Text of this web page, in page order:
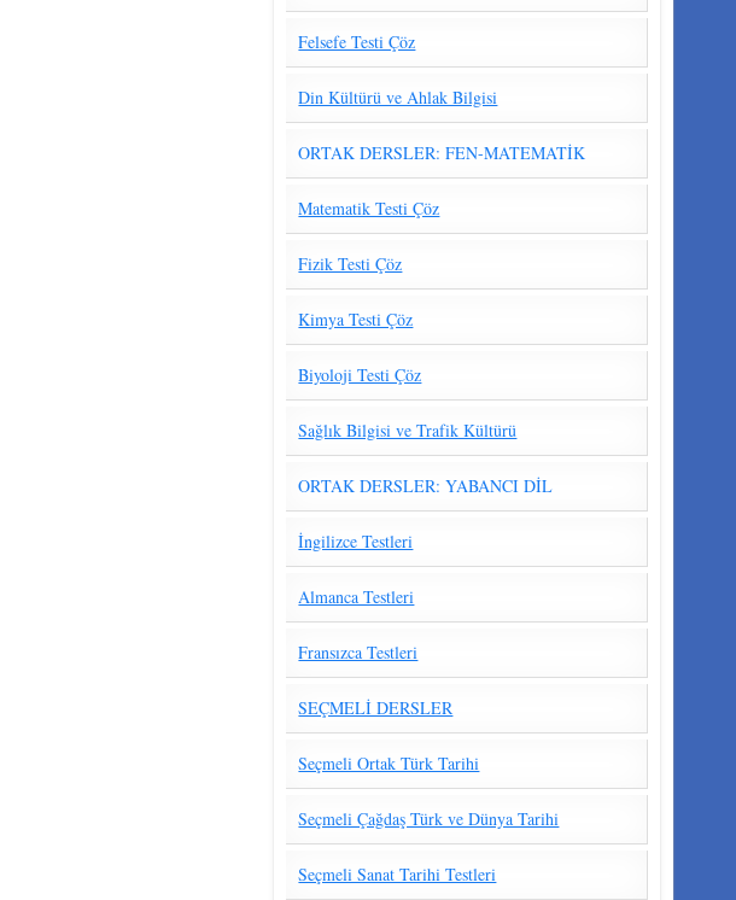
Felsefe Testi Çöz
Din Kültürü ve Ahlak Bilgisi
ORTAK DERSLER: FEN-MATEMATİK
Matematik Testi Çöz
Fizik Testi Çöz
Kimya Testi Çöz
Biyoloji Testi Çöz
Sağlık Bilgisi ve Trafik Kültürü
ORTAK DERSLER: YABANCI DİL
İngilizce Testleri
Almanca Testleri
Fransızca Testleri
SEÇMELİ DERSLER
Seçmeli Ortak Türk Tarihi
Seçmeli Çağdaş Türk ve Dünya Tarihi
Seçmeli Sanat Tarihi Testleri